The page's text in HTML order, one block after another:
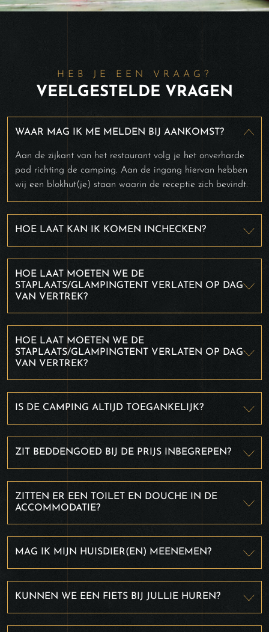
HEB JE EEN VRAAG?
VEELGESTELDE VRAGEN
WAAR MAG IK ME MELDEN BIJ AANKOMST?
Aan de zijkant van het restaurant volg je het onverharde
pad richting de camping. Aan de ingang hiervan hebben
wij een blokhut(je) staan waarin de receptie zich bevindt.
HOE LAAT KAN IK KOMEN INCHECKEN?
HOE LAAT MOETEN WE DE
STAPLAATS/GLAMPINGTENT VERLATEN OP DAG
VAN VERTREK?
HOE LAAT MOETEN WE DE
STAPLAATS/GLAMPINGTENT VERLATEN OP DAG
VAN VERTREK?
IS DE CAMPING ALTIJD TOEGANKELIJK?
ZIT BEDDENGOED BIJ DE PRIJS INBEGREPEN?
ZITTEN ER EEN TOILET EN DOUCHE IN DE
ACCOMMODATIE?
MAG IK MIJN HUISDIER(EN) MEENEMEN?
KUNNEN WE EEN FIETS BIJ JULLIE HUREN?